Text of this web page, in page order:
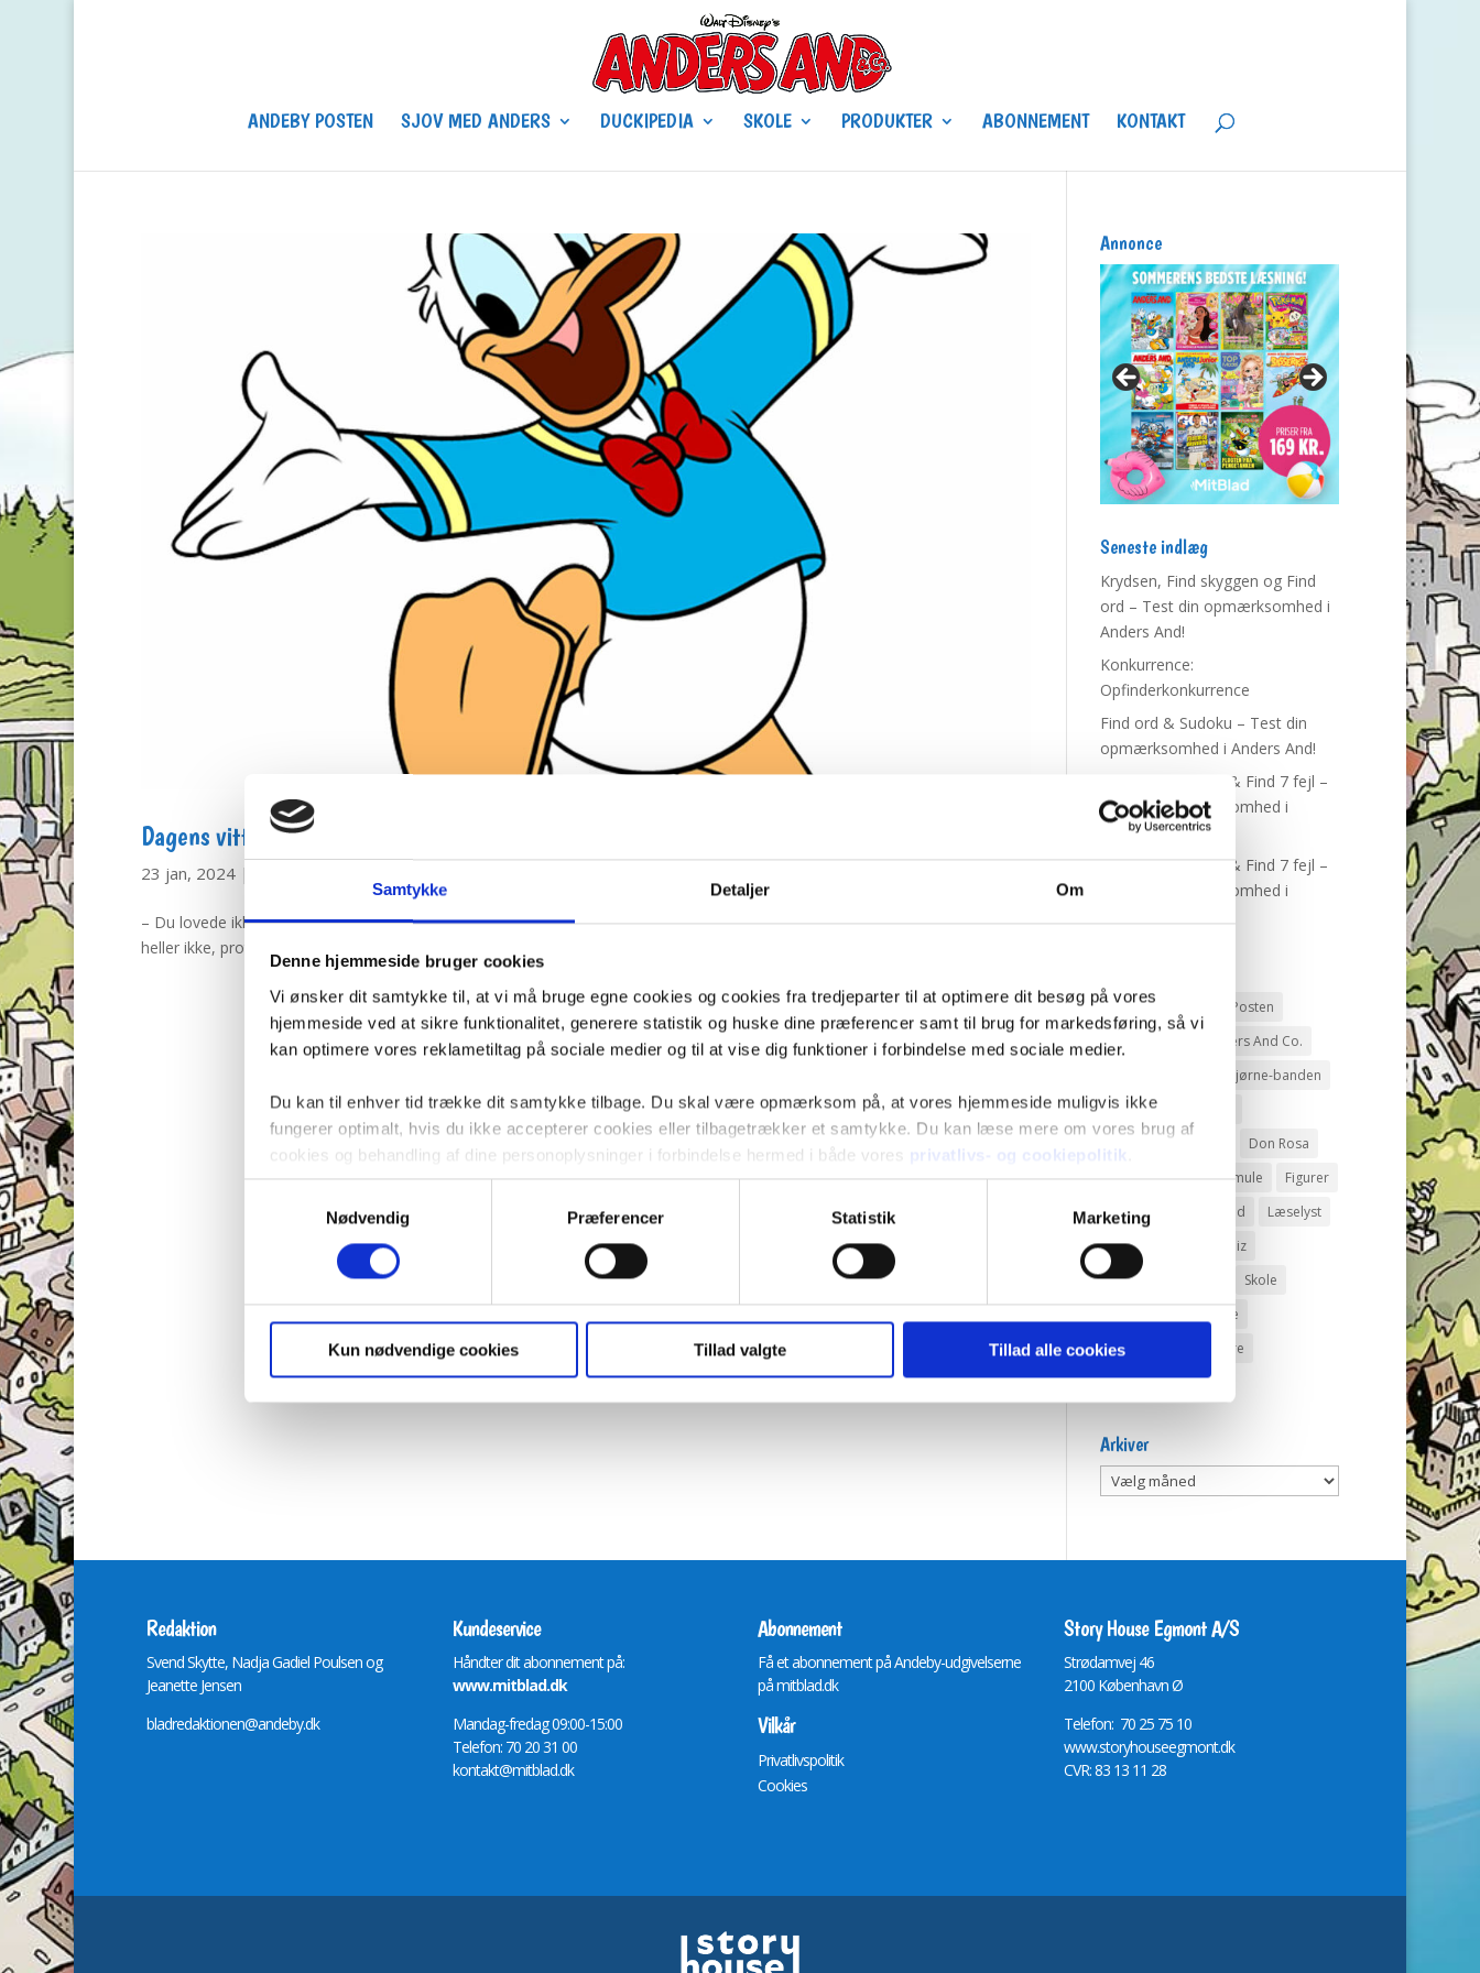
Samtykke Detaljer Om
Denne hjemmeside bruger cookies
Vi ønsker dit samtykke til, at vi må bruge egne cookies og cookies fra tredjeparter til at optimere dit besøg på vores
hjemmeside ved at sikre funktionalitet, generere statistik og huske dine præferencer samt til brug for markedsføring, så vi
kan optimere vores reklametiltag på sociale medier og til at vise dig funktioner i forbindelse med sociale medier.
Du kan til enhver tid trække dit samtykke tilbage. Du skal være opmærksom på, at vores hjemmeside muligvis ikke
fungerer optimalt, hvis du ikke accepterer cookies eller tilbagetrækker et samtykke. Du kan læse mere om vores brug af
cookies og behandling af dine personoplysninger i forbindelse hermed i både vores privatlivs- og cookiepolitik
Nødvendig
Præferencer Statistik Marketing
Kun nødvendige cookies Tillad valgte Tillad alle cookies
ANDEBY POSTEN SJOV MED ANDERS DUCKIPEDIA SKOLE PRODUKTER ABONNEMENT KONTAKT
Dagens vittighed
23 jan, 2024|
– Du lovede ikke at sladre til far og mor om, hvad tid jeg kom hjem i nat, sagde søsteren surt til sin lillebror! – Det gjorde jeg
heller ikke, protesterede han, jeg sagde bare, at jeg havde for travlt med at spise morgenmad til at se på klokken!
Annonce
Seneste indlæg
Krydsen, Find skyggen og Find
ord – Test din opmærksomhed i
Anders And!
Konkurrence:
Opfinderkonkurrence
Find ord & Sudoku – Test din
opmærksomhed i Anders And!
Find ord, Labyrint & Find 7 fejl –
Test din opmærksomhed i
Anders And!
Find ord, Labyrint & Find 7 fejl –
Test din opmærksomhed i
Andeby
Andeby Posten
Anders And Co.
Bjørne-banden
Bøger
Dagens vittigheder
Don Rosa
Du Gådeste
Fedtmule
Figurer
IRL
Joakim von And
Læselyst
Mickey Mouse
Quiz
Rap og Rup
Skole
Tegnere
Tegnere og forfattere
Ugens Du gådeste
Arkiver
Arkiver
Redaktion
Svend Skytte, Nadja Gadiel Poulsen og
Jeanette Jensen
bladredaktionen@andeby.dk
Kundeservice
Håndter dit abonnement på:
www.mitblad.dk
Mandag-fredag 09:00-15:00
Telefon: 70 20 31 00
kontakt@mitblad.dk
Abonnement
Få et abonnement på Andeby-udgivelserne
påmitblad.dk
Vilkår
Privatlivspolitik
Cookies
Story House Egmont A/S
Strødamvej 46
2100 København Ø
Telefon: 70 25 75 10
www.storyhouseegmont.dk
CVR: 83 13 11 28